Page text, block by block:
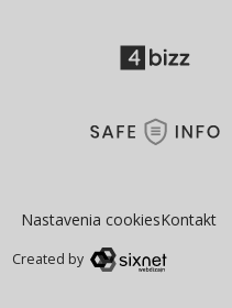
Nastavenia cookiesKontakt
Created by